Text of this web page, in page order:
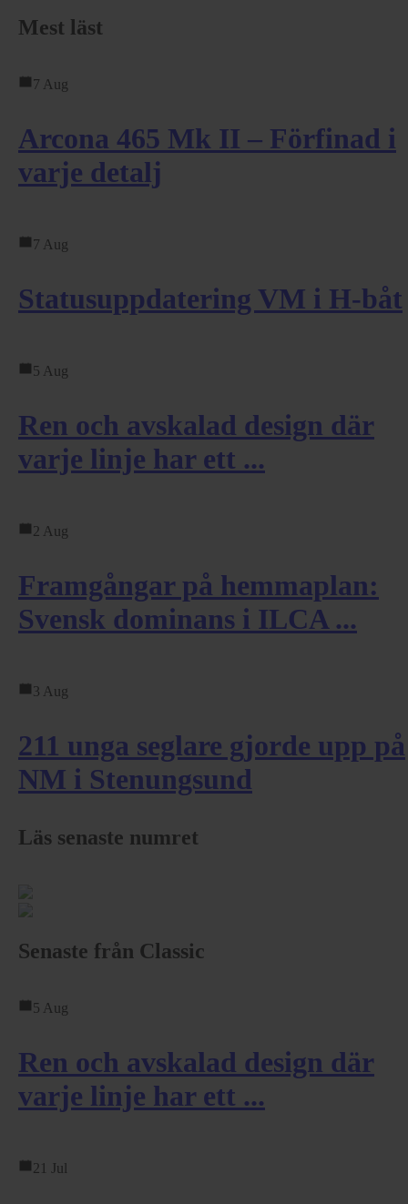
Mest läst
7 Aug
Arcona 465 Mk II – Förfinad i
varje detalj
7 Aug
Statusuppdatering VM i H-båt
5 Aug
Ren och avskalad design där
varje linje har ett ...
2 Aug
Framgångar på hemmaplan:
Svensk dominans i ILCA ...
3 Aug
211 unga seglare gjorde upp på
NM i Stenungsund
Läs senaste numret
Senaste från Classic
5 Aug
Ren och avskalad design där
varje linje har ett ...
21 Jul